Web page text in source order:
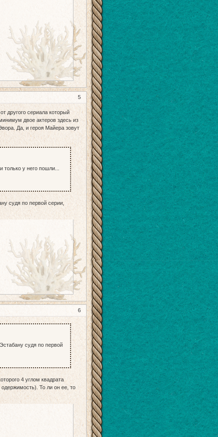
5
другого сериала который
двое актеров здесь из
Да, и героя Майера зовут
у него пошли...
судя по первой серии,
6
судя по первой
4 углом квадрата
одержимость). То ли он ее, то